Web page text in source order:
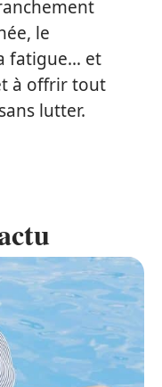
le
fatigue… et
à offrir tout
lutter.